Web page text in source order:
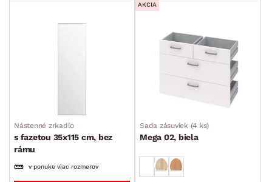
Nástenné zrkadlo
s fazetou 35x115 cm, bez
rámu
v ponuke viac rozmerov
AKCIA
Sada zásuviek (4 ks)
Mega 02, biela